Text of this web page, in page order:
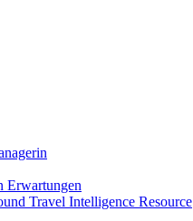
Erwartungen
Travel Intelligence Resource